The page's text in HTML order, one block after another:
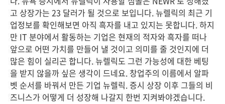
고 상장가는 23 달러가 될 것으로 보입니다. 뉴렐릭의 최근 기
업정보를 확인해보면 아직 흑자를 내고 있지는 못합니다. 하지
만 IT 분야에서 활동하는 기업은 현재의 적자와 흑자를 떠나
앞으로 어떤 가치를 만들어 낼 것이고 의미를 줄 것인지에 더
많은 힘이 실리곤 합니다. 뉴렐릭도 그런 가능성에 대한 베팅
을 받지 않을까 싶은 생각이 드네요. 창업주의 이름에서 알파
벳 순서를 바꿔서 만든 기업 뉴렐릭. 증시 상장 이후 그들의 비
즈니스가 어떻게 더 성장해 나갈지 한번 지켜봐야겠습니다.